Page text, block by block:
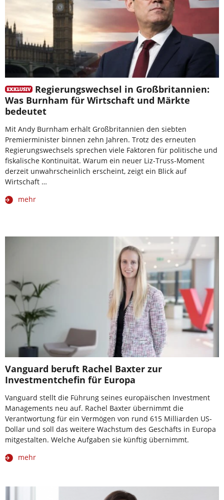
Regierungswechsel in Großbritannien:
Was Burnham für Wirtschaft und Märkte
bedeutet
Mit Andy Burnham erhält Großbritannien den siebten
Premierminister binnen zehn Jahren. Trotz des erneuten
Regierungswechsels sprechen viele Faktoren für politische und
fiskalische Kontinuität. Warum ein neuer Liz-Truss-Moment
derzeit unwahrscheinlich erscheint, zeigt ein Blick auf
Wirtschaft …
mehr
Vanguard beruft Rachel Baxter zur
Investmentchefin für Europa
Vanguard stellt die Führung seines europäischen Investment
Managements neu auf. Rachel Baxter übernimmt die
Verantwortung für ein Vermögen von rund 615 Milliarden US-
Dollar und soll das weitere Wachstum des Geschäfts in Europa
mitgestalten. Welche Aufgaben sie künftig übernimmt.
mehr